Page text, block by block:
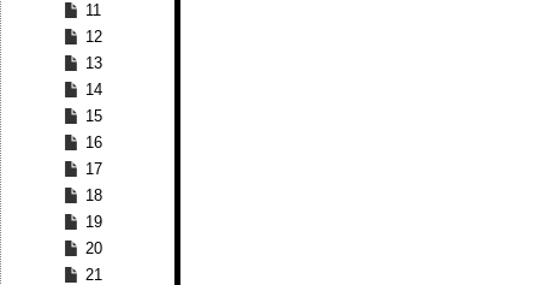
11
12
13
14
15
16
17
18
19
20
21